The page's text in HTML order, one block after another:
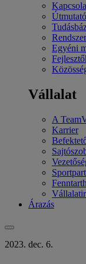
Egyéni
Vállalat
A
Karrier
Árazás
2023. dec. 6.